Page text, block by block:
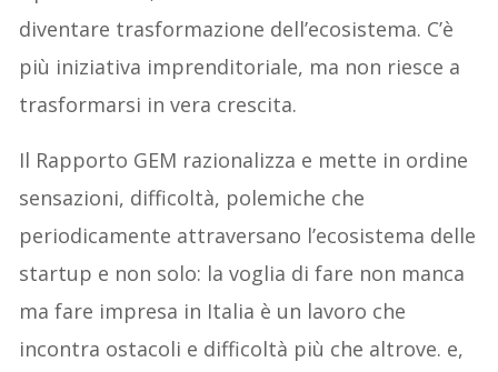
diventare trasformazione dell’ecosistema. C’è
più iniziativa imprenditoriale, ma non riesce a
trasformarsi in vera crescita.
Il Rapporto GEM razionalizza e mette in ordine
sensazioni, difficoltà, polemiche che
periodicamente attraversano l’ecosistema delle
startup e non solo: la voglia di fare non manca
ma fare impresa in Italia è un lavoro che
incontra ostacoli e difficoltà più che altrove. e,